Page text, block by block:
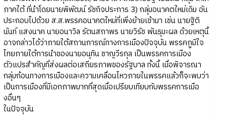
ภาคใต้ ที่นำโดยนายพิพัฒน์ รัชกิจประการ 3) กลุ่มอนาคตใหม่เดิม อัน
ประกอบไปด้วย ส.ส.พรรคอนาคตใหม่ที่เพิ่งย้ายเข้ามา เช่น นายฐิติ
นันท์ แสงนาค นายอนาวิล รัตนสถาพร นายวิรัช พันธุมะผล ด้วยเหตุนี้
อาจกล่าวได้ว่าภายใต้สถานการณ์ทางการเมืองปัจจุบัน พรรคภูมิใจ
ไทยภายใต้การนำของนายอนุทิน ชาญวีรกุล เป็นพรรคการเมือง
ตัวแปรสำคัญที่ส่งผลต่อเสถียรภาพของรัฐบาล ทั้งนี้ เมื่อพิจารณา
กลุ่มก้อนทางการเมืองและความเคลื่อนไหวภายในพรรคแล้วก็จะพบว่า
เป็นการเมืองที่มีเอกภาพมากที่สุดเมื่อเปรียบเทียบกับพรรคการเมือ
งอื่นๆ
ในปัจจุบัน